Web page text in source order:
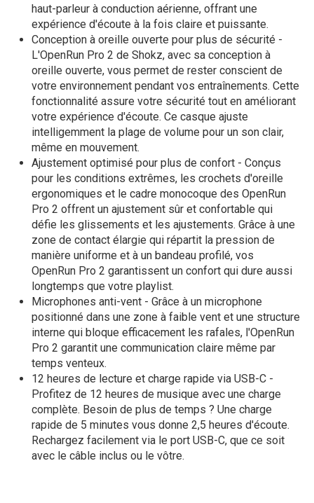
haut-parleur à conduction aérienne, offrant une
expérience d'écoute à la fois claire et puissante.
Conception à oreille ouverte pour plus de sécurité -
L'OpenRun Pro 2 de Shokz, avec sa conception à
oreille ouverte, vous permet de rester conscient de
votre environnement pendant vos entraînements. Cette
fonctionnalité assure votre sécurité tout en améliorant
votre expérience d'écoute. Ce casque ajuste
intelligemment la plage de volume pour un son clair,
même en mouvement.
Ajustement optimisé pour plus de confort - Conçus
pour les conditions extrêmes, les crochets d'oreille
ergonomiques et le cadre monocoque des OpenRun
Pro 2 offrent un ajustement sûr et confortable qui
défie les glissements et les ajustements. Grâce à une
zone de contact élargie qui répartit la pression de
manière uniforme et à un bandeau profilé, vos
OpenRun Pro 2 garantissent un confort qui dure aussi
longtemps que votre playlist.
Microphones anti-vent - Grâce à un microphone
positionné dans une zone à faible vent et une structure
interne qui bloque efficacement les rafales, l'OpenRun
Pro 2 garantit une communication claire même par
temps venteux.
12 heures de lecture et charge rapide via USB-C -
Profitez de 12 heures de musique avec une charge
complète. Besoin de plus de temps ? Une charge
rapide de 5 minutes vous donne 2,5 heures d'écoute.
Rechargez facilement via le port USB-C, que ce soit
avec le câble inclus ou le vôtre.